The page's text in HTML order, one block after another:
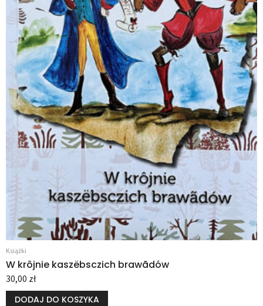
Książki
W krôjnie kaszëbsczich brawãdów
30,00 zł
DODAJ DO KOSZYKA